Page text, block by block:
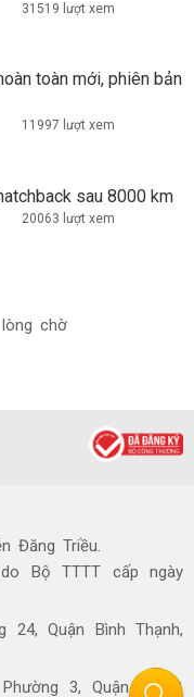
31519 lượt xem
toàn mới, phiên bản
11997 lượt xem
sau 8000 km
20063 lượt xem
chờ
Đăng Triều.
Bộ TTTT cấp ngày
24, Quận Bình Thạnh,
3, Quận 3, TP.